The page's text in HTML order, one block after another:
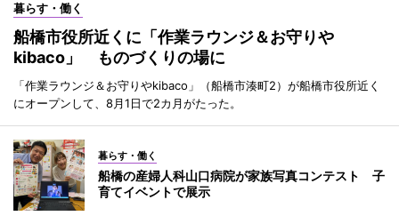
暮らす・働く
船橋市役所近くに「作業ラウンジ＆お守りや
kibaco」 ものづくりの場に
「作業ラウンジ＆お守りやkibaco」（船橋市湊町2）が船橋市役所近く
にオープンして、8月1日で2カ月がたった。
暮らす・働く
船橋の産婦人科山口病院が家族写真コンテスト 子
育てイベントで展示